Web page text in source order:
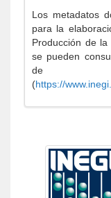
Los metadatos
para la
Producción de la
se pueden
de
(https://